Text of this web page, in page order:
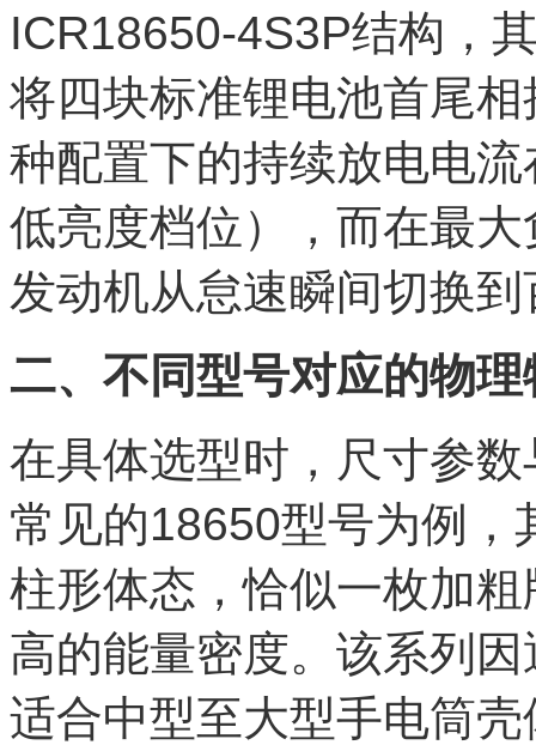
ICR18650-4S3P结构，
将四块标准锂电池首尾
种配置下的持续放电电
低亮度档位），而在最
发动机从怠速瞬间切换
二、不同型号对应的物
在具体选型时，尺寸参
常见的18650型号为例，
柱形体态，恰似一枚加
高的能量密度。该系列
适合中型至大型手电筒